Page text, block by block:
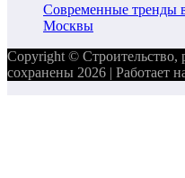
Современные тренды
Москвы
Copyright © Строительство,
сохранены 2026 | Работает